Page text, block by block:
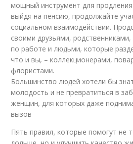
мощный инструмент для
выйдя на пенсию, продолжайте
социальном взаимодействии.
своими друзьями,
по работе и людьми, которые
что и вы, – коллекционерами,
флористами.
Большинство людей хотели бы
молодость и не превратиться в
женщин, для которых даже
вызов
Пять правил, которые помогут не